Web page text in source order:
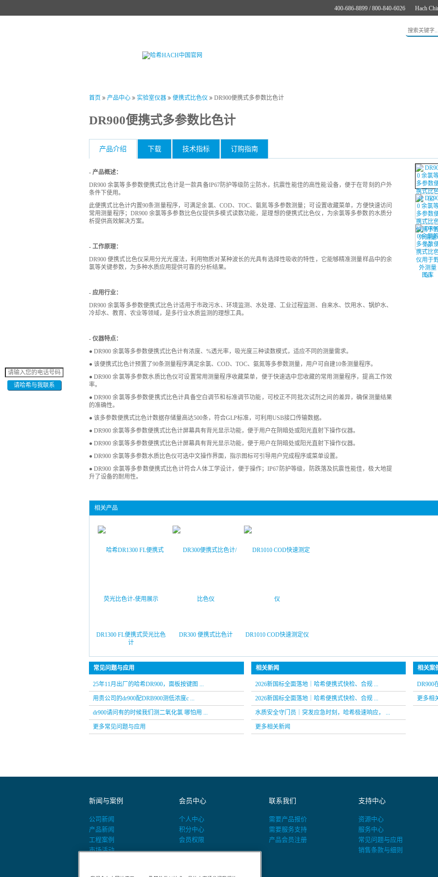
Hach
400-686-8899 / 800-840-6026
首页 产品中心 实验室仪器 便携式比色仪 DR900便携式多参数比色计
DR900便携式多参数比色计
产品介绍 下载 技术指标 订购指南
图库
- 产品概述：
DR900 余氯等多参数便携式比色计是一款具备IP67防护等级防尘防水，抗震性能佳的高性能设备，便于在苛刻的户外
条件下使用。
此便携式比色计内置90条测量程序，可满足余氯、COD、TOC、氨氮等多参数测量；可设置收藏菜单，方便快速访问
常用测量程序；DR900 余氯等多参数比色仪提供多模式读数功能，是理想的便携式比色仪，为余氯等多参数的水质分
析提供高效解决方案。
- 工作原理：
DR900 便携式比色仪采用分光光度法，利用物质对某种波长的光具有选择性吸收的特性，它能够精准测量样品中的余
氯等关键参数，为多种水质应用提供可靠的分析结果。
- 应用行业：
DR900 余氯等多参数便携式比色计适用于市政污水、环境监测、水处理、工业过程监测、自来水、饮用水、锅炉水、
冷却水、教育、农业等领域，是多行业水质监测的理想工具。
- 仪器特点：
● DR900 余氯等多参数便携式比色计有浓度、%透光率，吸光度三种读数模式，适应不同的测量需求。
● 该便携式比色计预置了90条测量程序满足余氯、COD、TOC、氨氮等多参数测量，用户可自建10条测量程序。
● DR900 余氯等多参数水质比色仪可设置常用测量程序收藏菜单，便于快速选中您收藏的常用测量程序，提高工作效
率。
● DR900 余氯等多参数便携式比色计具备空白调节和标准调节功能，可校正不同批次试剂之间的差异，确保测量结果
的准确性。
● 该多参数便携式比色计数据存储量高达500条，符合GLP标准，可利用USB接口传输数据。
● DR900 余氯等多参数便携式比色计屏幕具有背光显示功能，便于用户在阴暗处或阳光直射下操作仪器。
● DR900 余氯等多参数便携式比色计屏幕具有背光显示功能，便于用户在阴暗处或阳光直射下操作仪器。
● DR900 余氯等多参数水质比色仪可选中文操作界面，指示图标可引导用户完成程序或菜单设置。
● DR900 余氯等多参数便携式比色计符合人体工学设计，便于操作；IP67防护等级，防跌落及抗震性能佳，极大地提
升了设备的耐用性。
相关产品
DR1300 FL便携式荧光比色
计
DR300 便携式比色计 DR1010 COD快速测定仪
常见问题与应用
25年11月出厂的哈希DR900，面板按键图 ...
用贵公司的dr900配DRB900测低浓度c ...
dr900请问有的时候我们测二氧化氯 哪怕用 ...
更多常见问题与应用
相关新闻
2026新国标全面落地｜哈希便携式快检、合规 ...
2026新国标全面落地｜哈希便携式快检、合规 ...
水质安全守门员｜突发应急时刻，哈希极速响应， ...
更多相关新闻
相关案
DR900
更多相
新闻与案例
公司新闻
产品新闻
工程案例
市场活动
会员中心
个人中心
积分中心
会员权限
联系我们
需要产品报价
需要服务支持
产品会员注册
支持中心
资源中心
服务中心
常见问题与应用
销售条款与细则
请哈希与我联系